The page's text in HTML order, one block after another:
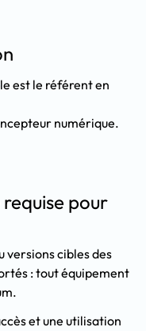
est le référent en
numérique.
pour
versions cibles des
: tout équipement
et une utilisation